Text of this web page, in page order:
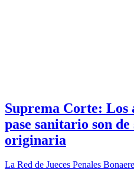
Suprema Corte: Los
pase sanitario son
originaria
La Red de Jueces Penales